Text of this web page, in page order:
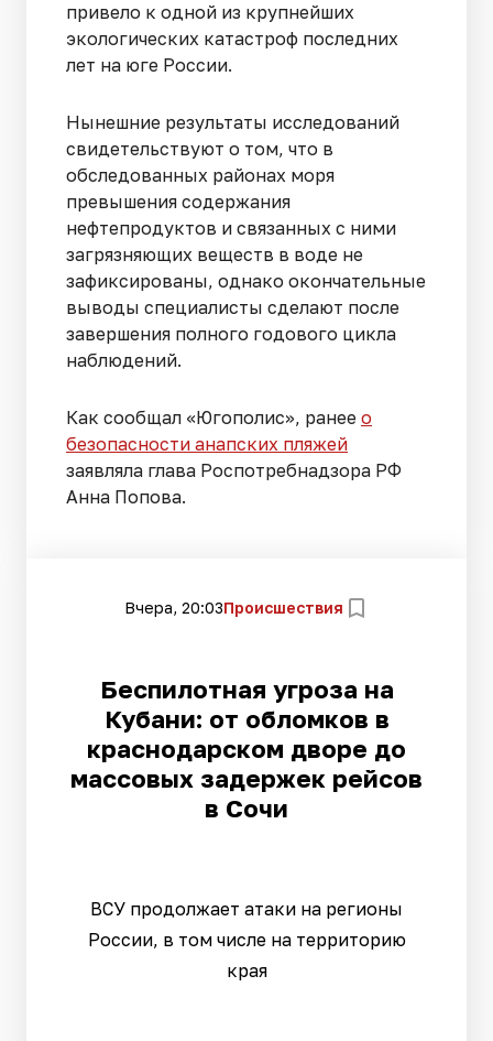
привело к одной из крупнейших
экологических катастроф последних
лет на юге России.
Нынешние результаты исследований
свидетельствуют о том, что в
обследованных районах моря
превышения содержания
нефтепродуктов и связанных с ними
загрязняющих веществ в воде не
зафиксированы, однако окончательные
выводы специалисты сделают после
завершения полного годового цикла
наблюдений.
Как сообщал «Югополис», ранее о
безопасности анапских пляжей
заявляла глава Роспотребнадзора РФ
Анна Попова.
Вчера, 20:03Происшествия
Беспилотная угроза на
Кубани: от обломков в
краснодарском дворе до
массовых задержек рейсов
в Сочи
ВСУ продолжает атаки на регионы
России, в том числе на территорию
края